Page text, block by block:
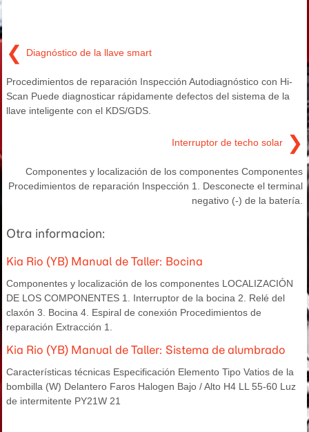
❮ Diagnóstico de la llave smart
Procedimientos de reparación Inspección Autodiagnóstico con Hi-
Scan Puede diagnosticar rápidamente defectos del sistema de la
llave inteligente con el KDS/GDS.
Interruptor de techo solar ❯
Componentes y localización de los componentes Componentes
Procedimientos de reparación Inspección 1. Desconecte el terminal
negativo (-) de la batería.
Otra informacion:
Kia Rio (YB) Manual de Taller: Bocina
Componentes y localización de los componentes LOCALIZACIÓN
DE LOS COMPONENTES 1. Interruptor de la bocina 2. Relé del
claxón 3. Bocina 4. Espiral de conexión Procedimientos de
reparación Extracción 1.
Kia Rio (YB) Manual de Taller: Sistema de alumbrado
Características técnicas Especificación Elemento Tipo Vatios de la
bombilla (W) Delantero Faros Halogen Bajo / Alto H4 LL 55-60 Luz
de intermitente PY21W 21